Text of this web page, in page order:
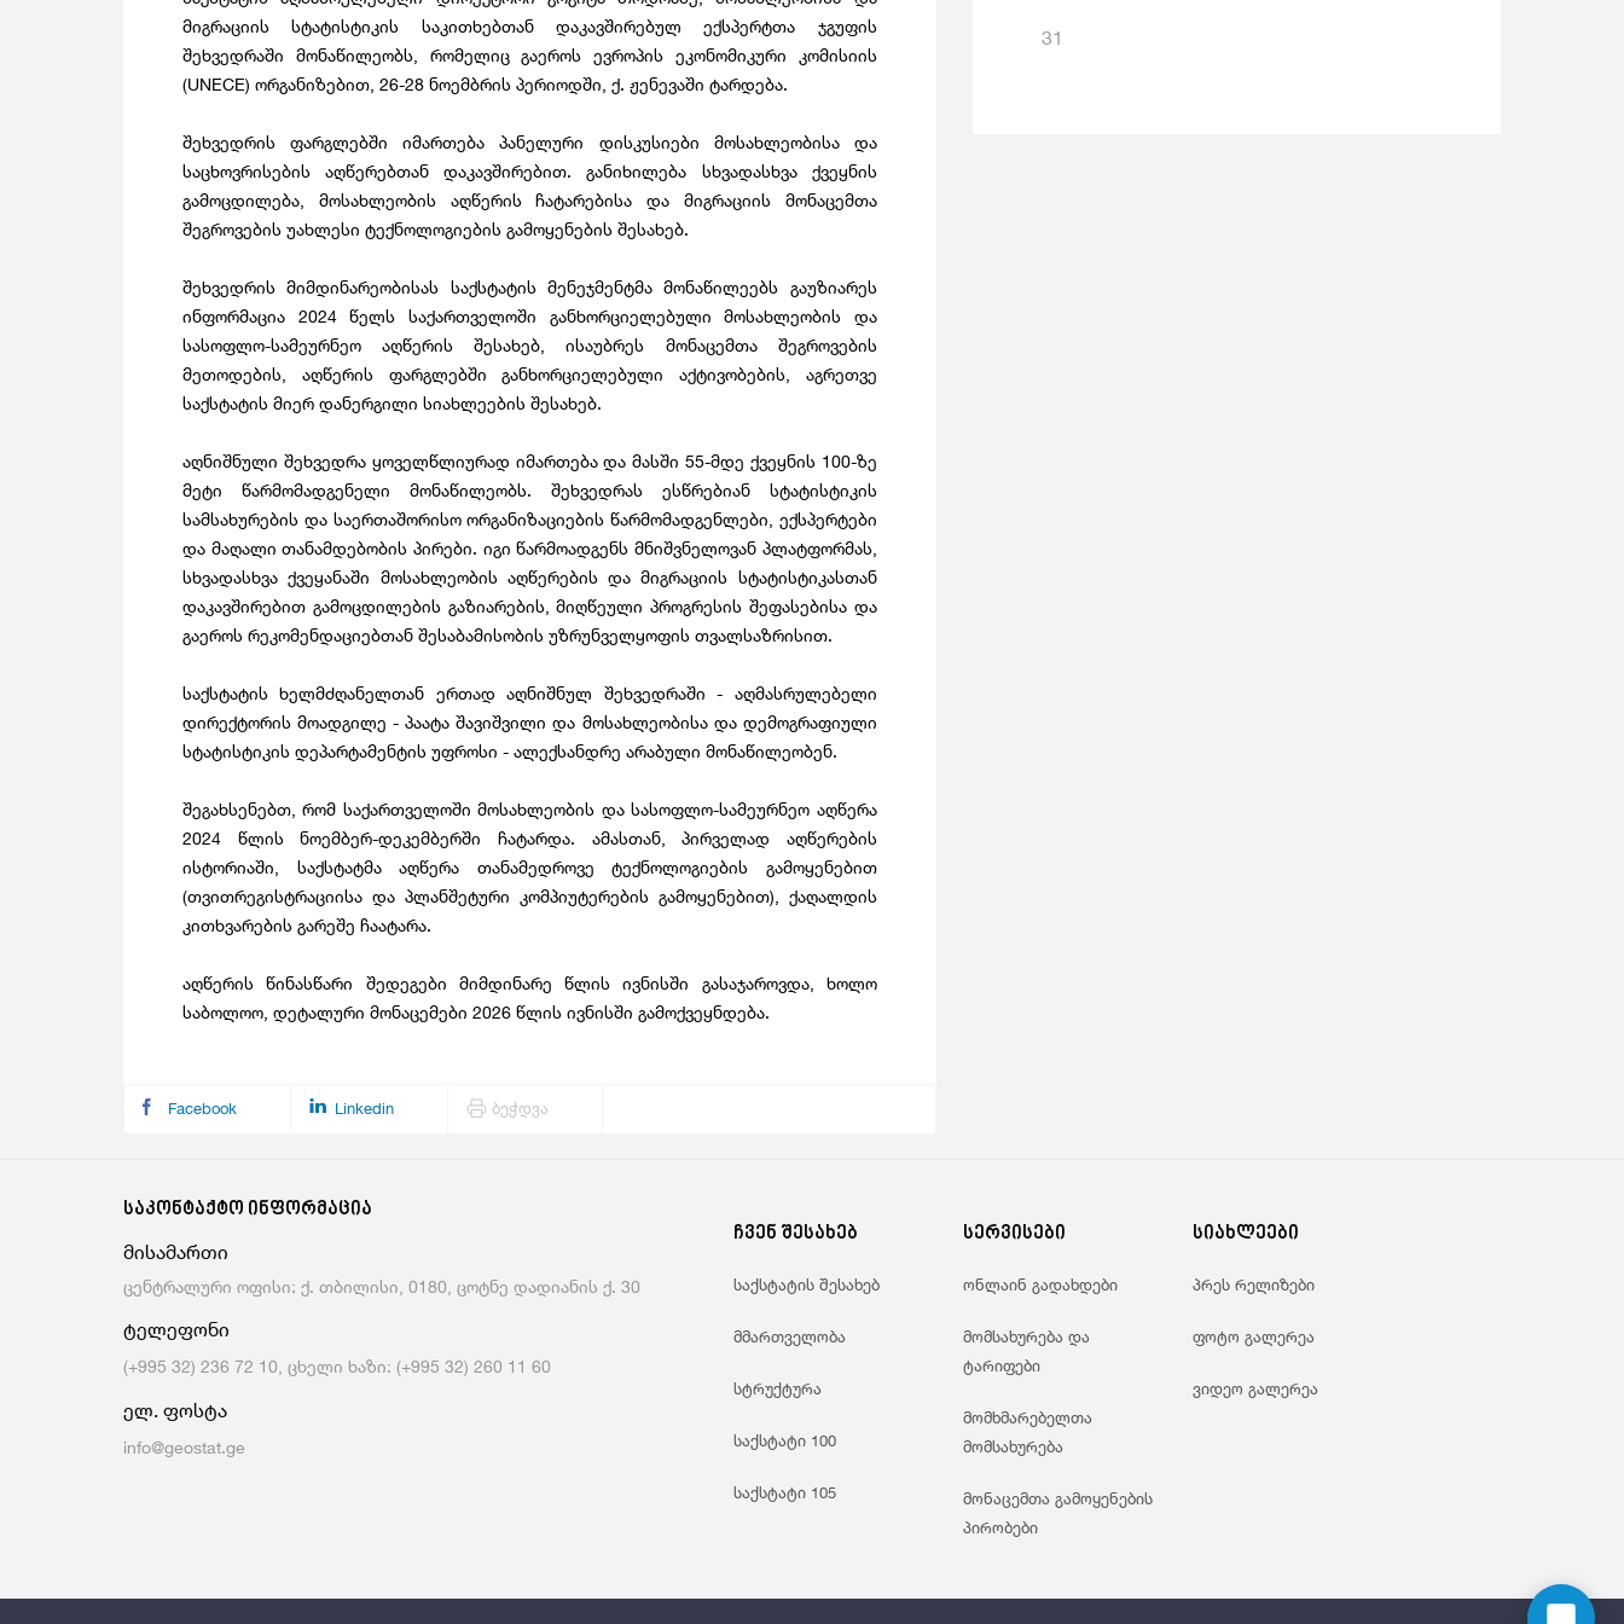
მიგრაციის სტატისტიკის საკითხებთან დაკავშირებულ ექსპერტთა ჯგუფის
შეხვედრაში მონაწილეობს, რომელიც გაეროს ევროპის ეკონომიკური კომისიის
(UNECE) ორგანიზებით, 26-28 ნოემბრის პერიოდში, ქ. ჟენევაში ტარდება.
შეხვედრის ფარგლებში იმართება პანელური დისკუსიები მოსახლეობისა და
საცხოვრისების აღწერებთან დაკავშირებით. განიხილება სხვადასხვა ქვეყნის
გამოცდილება, მოსახლეობის აღწერის ჩატარებისა და მიგრაციის მონაცემთა
შეგროვების უახლესი ტექნოლოგიების გამოყენების შესახებ.
შეხვედრის მიმდინარეობისას საქსტატის მენეჯმენტმა მონაწილეებს გაუზიარეს
ინფორმაცია 2024 წელს საქართველოში განხორციელებული მოსახლეობის და
სასოფლო-სამეურნეო აღწერის შესახებ, ისაუბრეს მონაცემთა შეგროვების
მეთოდების, აღწერის ფარგლებში განხორციელებული აქტივობების, აგრეთვე
საქსტატის მიერ დანერგილი სიახლეების შესახებ.
აღნიშნული შეხვედრა ყოველწლიურად იმართება და მასში 55-მდე ქვეყნის 100-ზე
მეტი წარმომადგენელი მონაწილეობს. შეხვედრას ესწრებიან სტატისტიკის
სამსახურების და საერთაშორისო ორგანიზაციების წარმომადგენლები, ექსპერტები
და მაღალი თანამდებობის პირები. იგი წარმოადგენს მნიშვნელოვან პლატფორმას,
სხვადასხვა ქვეყანაში მოსახლეობის აღწერების და მიგრაციის სტატისტიკასთან
დაკავშირებით გამოცდილების გაზიარების, მიღწეული პროგრესის შეფასებისა და
გაეროს რეკომენდაციებთან შესაბამისობის უზრუნველყოფის თვალსაზრისით.
საქსტატის ხელმძღანელთან ერთად აღნიშნულ შეხვედრაში - აღმასრულებელი
დირექტორის მოადგილე - პაატა შავიშვილი და მოსახლეობისა და დემოგრაფიული
სტატისტიკის დეპარტამენტის უფროსი - ალექსანდრე არაბული მონაწილეობენ.
შეგახსენებთ, რომ საქართველოში მოსახლეობის და სასოფლო-სამეურნეო აღწერა
2024 წლის ნოემბერ-დეკემბერში ჩატარდა. ამასთან, პირველად აღწერების
ისტორიაში, საქსტატმა აღწერა თანამედროვე ტექნოლოგიების გამოყენებით
(თვითრეგისტრაციისა და პლანშეტური კომპიუტერების გამოყენებით), ქაღალდის
კითხვარების გარეშე ჩაატარა.
აღწერის წინასწარი შედეგები მიმდინარე წლის ივნისში გასაჯაროვდა, ხოლო
საბოლოო, დეტალური მონაცემები 2026 წლის ივნისში გამოქვეყნდება.
Facebook Linkedin ბეჭდვა
31
საკონტაქტო ინფორმაცია
მისამართი
ცენტრალური ოფისი: ქ. თბილისი, 0180, ცოტნე დადიანის ქ. 30
ტელეფონი
(+995 32) 236 72 10, ცხელი ხაზი: (+995 32) 260 11 60
ელ. ფოსტა
info@geostat.ge
ჩვენ შესახებ
საქსტატის შესახებ
მმართველობა
სტრუქტურა
საქსტატი 100
საქსტატი 105
სერვისები
ონლაინ გადახდები
მომსახურება და
ტარიფები
მომხმარებელთა
მომსახურება
მონაცემთა გამოყენების
პირობები
სიახლეები
პრეს რელიზები
ფოტო გალერეა
ვიდეო გალერეა